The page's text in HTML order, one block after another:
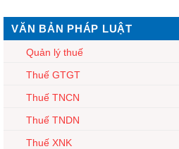
VĂN BẢN PHÁP LUẬT
Quản lý thuế
Thuế GTGT
Thuế TNCN
Thuế TNDN
Thuế XNK